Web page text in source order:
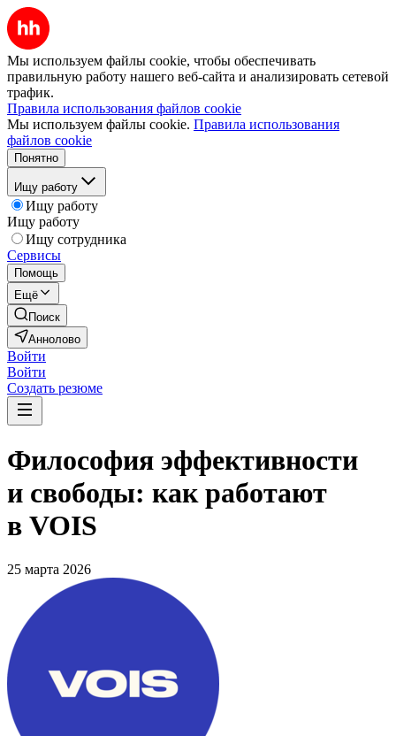
Мы используем файлы cookie, чтобы обеспечивать
правильную работу нашего веб-сайта и анализировать сетевой
трафик.
Правила использования файлов cookie
Мы используем файлы cookie. Правила использования
файлов cookie
Понятно
Ищу работу
Ищу работу
Ищу работу
Ищу сотрудника
Сервисы
Помощь
Ещё
Поиск
Аннолово
Войти
Войти
Создать резюме
Философия эффективности
и свободы: как работают
в VOIS
25 марта 2026